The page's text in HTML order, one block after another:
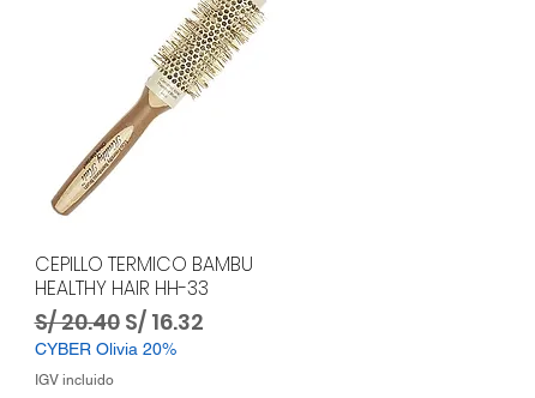
CEPILLO TERMICO BAMBU
HEALTHY HAIR HH-33
Precio
S/ 20.40 Precio de oferta
S/ 16.32
CYBER Olivia 20%
IGV incluido